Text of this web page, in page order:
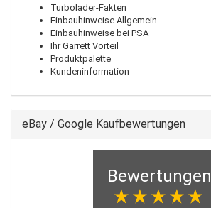
Turbolader-Fakten
Einbauhinweise Allgemein
Einbauhinweise bei PSA
Ihr Garrett Vorteil
Produktpalette
Kundeninformation
eBay / Google Kaufbewertungen
Bewertungen